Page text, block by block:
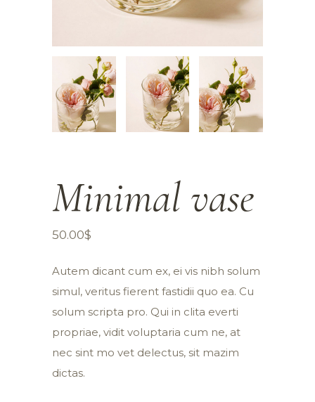
Minimal vase
50.00$
Autem dicant cum ex, ei vis nibh solum
simul, veritus fierent fastidii quo ea. Cu
solum scripta pro. Qui in clita everti
propriae, vidit voluptaria cum ne, at
nec sint mo vet delectus, sit mazim
dictas.